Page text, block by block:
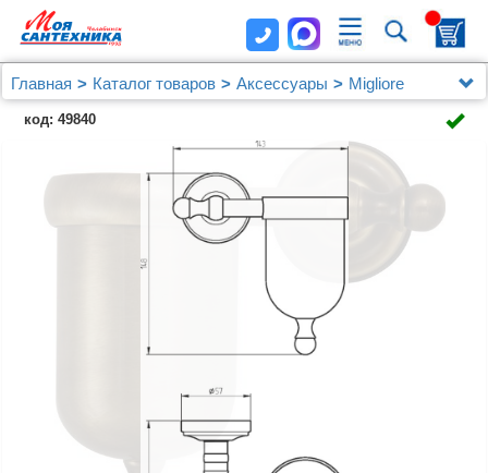
Главная Каталог товаров Аксессуары
Migliore
Держатель освежителя воздуха Migliore Mirella
17164 бронза
код: 49840